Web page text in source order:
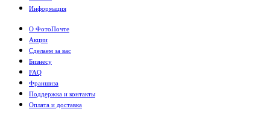
Информация
О ФотоПочте
Акции
Сделаем за вас
Бизнесу
FAQ
Франшиза
Поддержка и контакты
Оплата и доставка